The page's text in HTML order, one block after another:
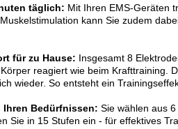
täglich: Mit Ihren EMS-Geräten
kann Sie zudem
für zu Hause: Insgesamt 8
reagiert wie beim Krafttraining.
wieder. So entsteht ein
Ihren Bedürfnissen: Sie wählen aus
Sie in 15 Stufen ein - für effektives